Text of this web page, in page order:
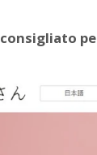
consigliato